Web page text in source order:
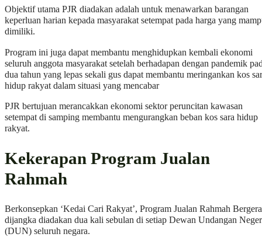
Objektif utama PJR diadakan adalah untuk menawarkan barangan
keperluan harian kepada masyarakat setempat pada harga yang
dimiliki.
Program ini juga dapat membantu menghidupkan kembali ekonomi
seluruh anggota masyarakat setelah berhadapan dengan pandemik
dua tahun yang lepas sekali gus dapat membantu meringankan kos
hidup rakyat dalam situasi yang mencabar
PJR bertujuan merancakkan ekonomi sektor peruncitan kawasan
setempat di samping membantu mengurangkan beban kos sara hidup
rakyat.
Kekerapan Program Jualan
Rahmah
Berkonsepkan ‘Kedai Cari Rakyat’, Program Jualan Rahmah
dijangka diadakan dua kali sebulan di setiap Dewan Undangan
(DUN) seluruh negara.